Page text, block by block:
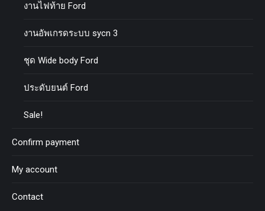
งานไฟท้าย Ford
งานอัพเกรดระบบ sycn 3
ชุด Wide body Ford
ประดับยนต์ Ford
Sale!
Confirm payment
My account
Contact